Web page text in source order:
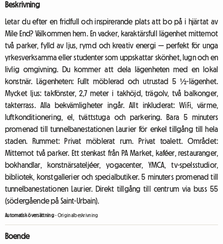
Beskrivning
Letar du efter en fridfull och inspirerande plats att bo på i hjärtat av
Mile End? Välkommen hem. En vacker, karaktärsfull lägenhet mittemot
två parker, fylld av ljus, rymd och kreativ energi — perfekt för unga
yrkesverksamma eller studenter som uppskattar skönhet, lugn och en
livlig omgivning. Du kommer att dela lägenheten med en lokal
konstnär. Lägenheten: Fullt möblerad och utrustad 5 ½-lägenhet.
Mycket ljus: takfönster, 2,7 meter i takhöjd, trägolv, två balkonger,
takterrass. Alla bekvämligheter ingår. Allt inkluderat: WiFi, värme,
luftkonditionering, el, tvättstuga och parkering. Bara 5 minuters
promenad till tunnelbanestationen Laurier för enkel tillgång till hela
staden. Rummet: Privat möblerat rum. Privat toalett. Området:
Mittemot två parker. Ett stenkast från PA Market, kaféer, restauranger,
bokhandlar, konstnärsateljéer, yogacenter, YMCA, tv-spelsstudior,
bibliotek, konstgallerier och specialbutiker. 5 minuters promenad till
tunnelbanestationen Laurier. Direkt tillgång till centrum via buss 55
(södergående på Saint-Urbain).
Automatisk översättning-Originalbeskrivning
Boende